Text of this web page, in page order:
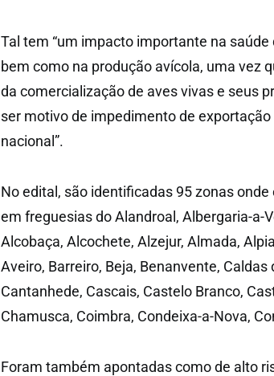
Tal tem “um impacto importante na
bem como na produção avícola, uma vez
da comercialização de aves vivas e seus
ser motivo de impedimento de exportação
nacional”.
No edital, são identificadas 95 zonas
em freguesias do Alandroal, Albergaria-a-
Alcobaça, Alcochete, Alzejur, Almada,
Aveiro, Barreiro, Beja, Benanvente,
Cantanhede, Cascais, Castelo Branco,
Chamusca, Coimbra, Condeixa-a-Nova,
Foram também apontadas como de alto